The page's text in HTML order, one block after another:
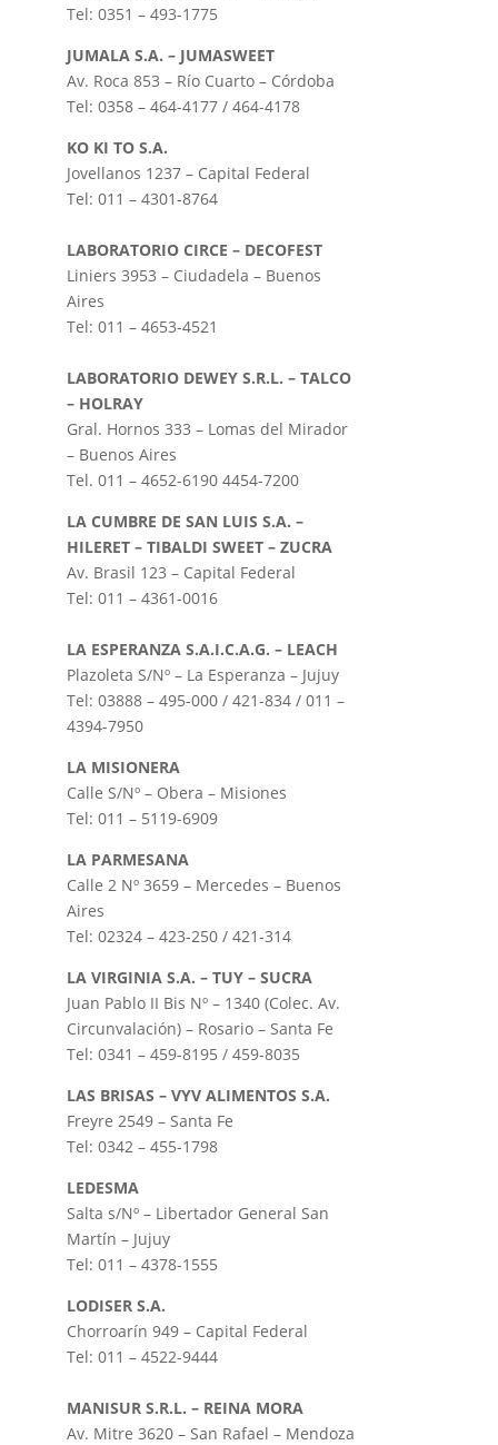
Tel: 0351 – 493-1775
JUMALA S.A. – JUMASWEET
Av. Roca 853 – Río Cuarto – Córdoba
Tel: 0358 – 464-4177 / 464-4178
KO KI TO S.A.
Jovellanos 1237 – Capital Federal
Tel: 011 – 4301-8764
LABORATORIO CIRCE – DECOFEST
Liniers 3953 – Ciudadela – Buenos
Aires
Tel: 011 – 4653-4521
LABORATORIO DEWEY S.R.L. – TALCO
– HOLRAY
Gral. Hornos 333 – Lomas del Mirador
– Buenos Aires
Tel. 011 – 4652-6190 4454-7200
LA CUMBRE DE SAN LUIS S.A. –
HILERET – TIBALDI SWEET – ZUCRA
Av. Brasil 123 – Capital Federal
Tel: 011 – 4361-0016
LA ESPERANZA S.A.I.C.A.G. – LEACH
Plazoleta S/Nº – La Esperanza – Jujuy
Tel: 03888 – 495-000 / 421-834 / 011 –
4394-7950
LA MISIONERA
Calle S/Nº – Obera – Misiones
Tel: 011 – 5119-6909
LA PARMESANA
Calle 2 Nº 3659 – Mercedes – Buenos
Aires
Tel: 02324 – 423-250 / 421-314
LA VIRGINIA S.A. – TUY – SUCRA
Juan Pablo II Bis Nº – 1340 (Colec. Av.
Circunvalación) – Rosario – Santa Fe
Tel: 0341 – 459-8195 / 459-8035
LAS BRISAS – VYV ALIMENTOS S.A.
Freyre 2549 – Santa Fe
Tel: 0342 – 455-1798
LEDESMA
Salta s/Nº – Libertador General San
Martín – Jujuy
Tel: 011 – 4378-1555
LODISER S.A.
Chorroarín 949 – Capital Federal
Tel: 011 – 4522-9444
MANISUR S.R.L. – REINA MORA
Av. Mitre 3620 – San Rafael – Mendoza